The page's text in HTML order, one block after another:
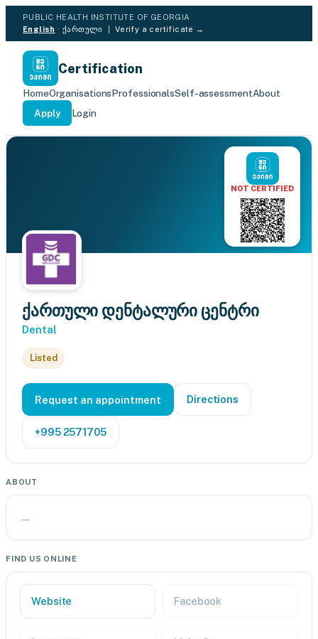
PUBLIC HEALTH INSTITUTE OF GEORGIA
English ·ქართული Verify a certificate →
Certification
HomeOrganisationsProfessionalsSelf-assessmentAbout
Apply
Login
NOT CERTIFIED
ქართული დენტალური ცენტრი
Dental
Listed
Request an appointment Directions
+995 2571705
ABOUT
—
FIND US ONLINE
Website Facebook